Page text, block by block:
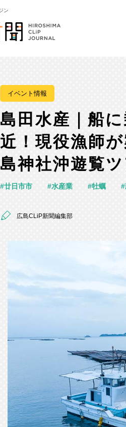
ン
イベント情報
島田水産｜船
近！現役漁師
島神社沖遊覧ツ
廿日市市 水産業 牡蠣
広島CLiP新聞編集部